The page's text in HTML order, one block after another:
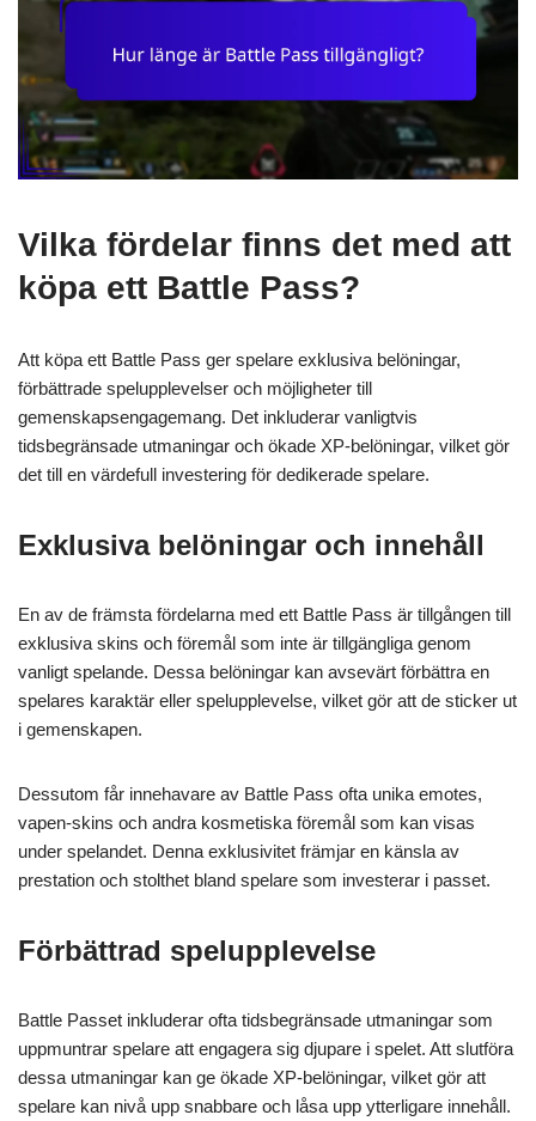
Vilka fördelar finns det med att
köpa ett Battle Pass?
Att köpa ett Battle Pass ger spelare exklusiva belöningar,
förbättrade spelupplevelser och möjligheter till
gemenskapsengagemang. Det inkluderar vanligtvis
tidsbegränsade utmaningar och ökade XP-belöningar, vilket gör
det till en värdefull investering för dedikerade spelare.
Exklusiva belöningar och innehåll
En av de främsta fördelarna med ett Battle Pass är tillgången till
exklusiva skins och föremål som inte är tillgängliga genom
vanligt spelande. Dessa belöningar kan avsevärt förbättra en
spelares karaktär eller spelupplevelse, vilket gör att de sticker ut
i gemenskapen.
Dessutom får innehavare av Battle Pass ofta unika emotes,
vapen-skins och andra kosmetiska föremål som kan visas
under spelandet. Denna exklusivitet främjar en känsla av
prestation och stolthet bland spelare som investerar i passet.
Förbättrad spelupplevelse
Battle Passet inkluderar ofta tidsbegränsade utmaningar som
uppmuntrar spelare att engagera sig djupare i spelet. Att slutföra
dessa utmaningar kan ge ökade XP-belöningar, vilket gör att
spelare kan nivå upp snabbare och låsa upp ytterligare innehåll.